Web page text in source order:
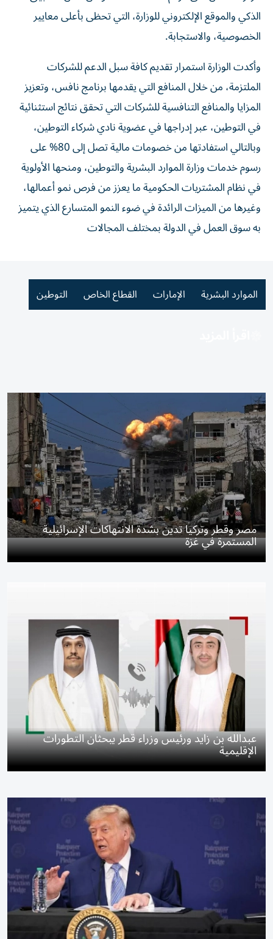
الذكي والموقع الإلكتروني للوزارة، التي تحظى بأعلى معايير
الخصوصية، والاستجابة.
وأكدت الوزارة استمرار تقديم كافة سبل الدعم للشركات
الملتزمة، من خلال المنافع التي يقدمها برنامج نافس، وتعزيز
المزايا والمنافع التنافسية للشركات التي تحقق نتائج استثنائية
في التوطين، عبر إدراجها في عضوية نادي شركاء التوطين،
وبالتالي استفادتها من خصومات مالية تصل إلى 80% على
رسوم خدمات وزارة الموارد البشرية والتوطين، ومنحها الأولوية
في نظام المشتريات الحكومية ما يعزز من فرص نمو أعمالها،
وغيرها من الميزات الرائدة في ضوء النمو المتسارع الذي يتميز
به سوق العمل في الدولة بمختلف المجالات
الموارد البشرية الإمارات القطاع الخاص التوطين
مصر وقطر وتركيا تدين بشدة الانتهاكات الإسرائيلية
المستمرة في غزة
عبدالله بن زايد ورئيس وزراء قطر يبحثان التطورات
الإقليمية